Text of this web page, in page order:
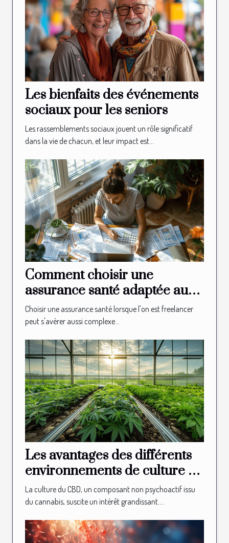
Les bienfaits des événements
sociaux pour les seniors
Les rassemblements sociaux jouent un rôle significatif
dans la vie de chacun, et leur impact est...
Comment choisir une
assurance santé adaptée aux
besoins des freelancers
Choisir une assurance santé lorsque l'on est freelancer
peut s'avérer aussi complexe...
Les avantages des différents
environnements de culture du
CBD
La culture du CBD, un composant non psychoactif issu
du cannabis, suscite un intérêt grandissant....